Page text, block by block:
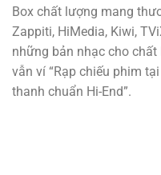
Box chất lượng mang
Zappiti, HiMedia, Kiwi,
những bản nhạc cho
vẫn ví “Rạp chiếu phim
thanh chuẩn Hi-End”.